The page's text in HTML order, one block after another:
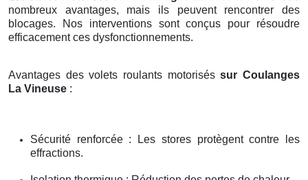
nombreux avantages, mais ils peuvent rencontrer des
blocages. Nos interventions sont conçus pour résoudre
efficacement ces dysfonctionnements.
Avantages des volets roulants motoriséssur Coulanges
La Vineuse :
Sécurité renforcée : Les stores protègent contre les
effractions.